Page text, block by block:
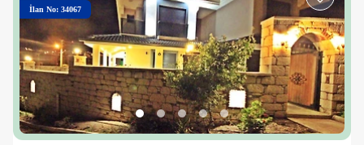
İlan No: 34067